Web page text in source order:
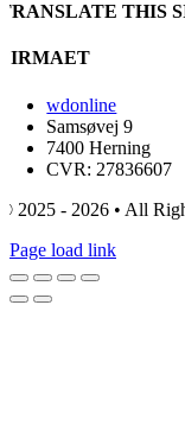
TRANSLATE THIS
FIRMAET
wdonline
Samsøvej 9
7400 Herning
CVR: 27836607
© 2025 - 2026 • All
Page load link